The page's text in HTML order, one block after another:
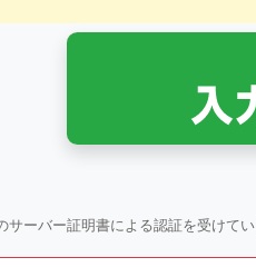
サーバー証明書による認証を受けてい